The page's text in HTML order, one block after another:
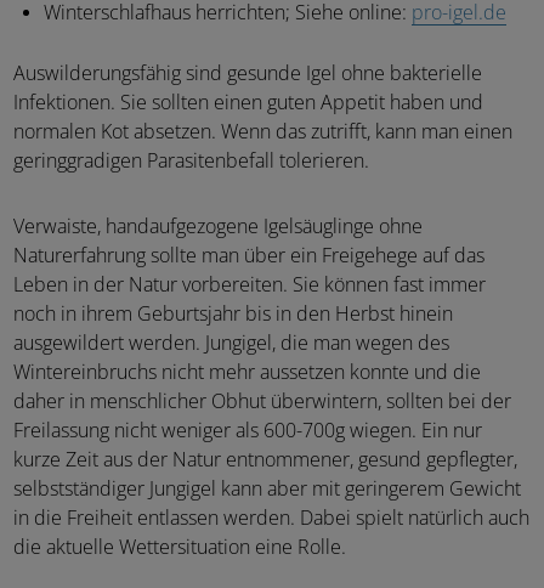
Winterschlafhaus herrichten; Siehe online: pro-igel.de
Auswilderungsfähig sind gesunde Igel ohne bakterielle
Infektionen. Sie sollten einen guten Appetit haben und
normalen Kot absetzen. Wenn das zutrifft, kann man einen
geringgradigen Parasitenbefall tolerieren.
Verwaiste, handaufgezogene Igelsäuglinge ohne
Naturerfahrung sollte man über ein Freigehege auf das
Leben in der Natur vorbereiten. Sie können fast immer
noch in ihrem Geburtsjahr bis in den Herbst hinein
ausgewildert werden. Jungigel, die man wegen des
Wintereinbruchs nicht mehr aussetzen konnte und die
daher in menschlicher Obhut überwintern, sollten bei der
Freilassung nicht weniger als 600-700g wiegen. Ein nur
kurze Zeit aus der Natur entnommener, gesund gepflegter,
selbstständiger Jungigel kann aber mit geringerem Gewicht
in die Freiheit entlassen werden. Dabei spielt natürlich auch
die aktuelle Wettersituation eine Rolle.